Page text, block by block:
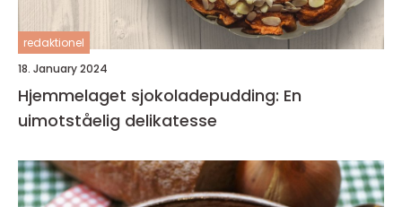
redaktionel
18. January 2024
Hjemmelaget sjokoladepudding: En
uimotståelig delikatesse